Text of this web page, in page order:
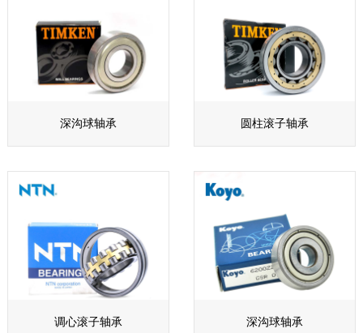
深沟球轴承 圆柱滚子轴承
调心滚子轴承 深沟球轴承